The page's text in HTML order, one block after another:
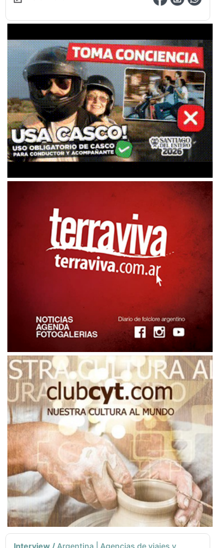
Interview / Argentina | Agencias de viajes y